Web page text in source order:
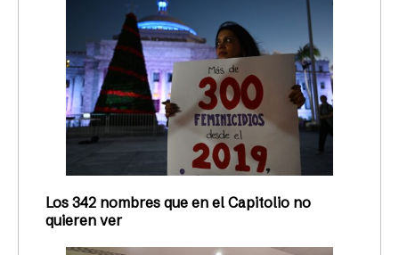
Los 342 nombres que en el Capitolio no
quieren ver